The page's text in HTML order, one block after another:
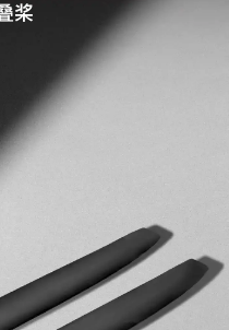
桨